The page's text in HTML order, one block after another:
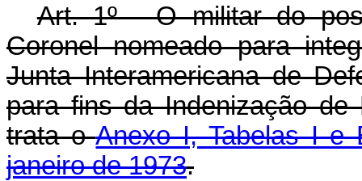
Art. 1º - O militar do
Coronel nomeado para
Junta Interamericana de
para fins da Indenização de
trata oAnexo I, Tabelas I e
janeiro de 1973.